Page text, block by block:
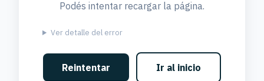
Podés intentar recargar la página.
Ver detalle del error
Reintentar Ir al inicio